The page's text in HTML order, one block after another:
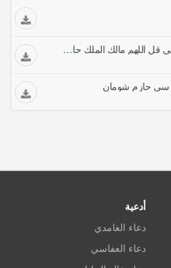
من الملك تفسير قوله تعالى قل اللهم مالك الملك حازم شومان
حازم شومان
أدعية
دعاء الغامدي
دعاء العفاسي